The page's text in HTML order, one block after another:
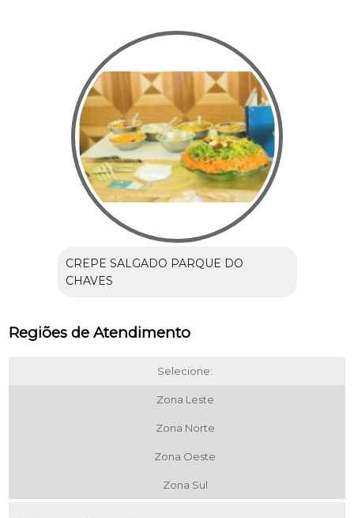
CREPE SALGADO PARQUE DO
CHAVES
Regiões de Atendimento
Selecione:
Zona Leste
Zona Norte
Zona Oeste
Zona Sul